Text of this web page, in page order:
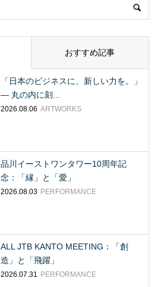
おすすめ記事
「日本のビジネスに、新しい力を。」
― 丸の内に刻...
2026.08.06 ARTWORKS
品川イーストワンタワー10周年記
念：「縁」と「愛」
2026.08.03 PERFORMANCE
ALL JTB KANTO MEETING：「創
造」と「飛躍」
2026.07.31 PERFORMANCE